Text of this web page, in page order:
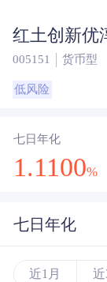
红土创新优
005151 货币型
低风险
七日年化
1.1100%
七日年化
近1月 近